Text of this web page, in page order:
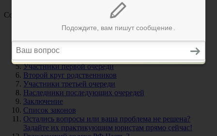
Содержание
Определение очереди наследования
Условия наследования по закону
Очередность наследования
Участники первой очереди
Второй круг родственников
Участники третьей очереди
Наследники последующих очередей
Заключение
Список законов
Остались вопросы или ваша проблема не решена?
Задайте их практикующим юристам прямо сейчас!